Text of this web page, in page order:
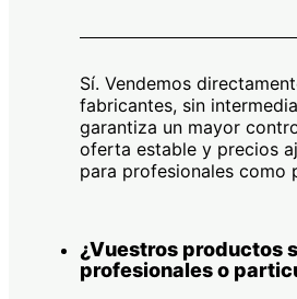
Sí. Vendemos
fabricantes, sin
garantiza un mayor
oferta estable y precios
para profesionales como
¿Vuestros productos
profesionales o